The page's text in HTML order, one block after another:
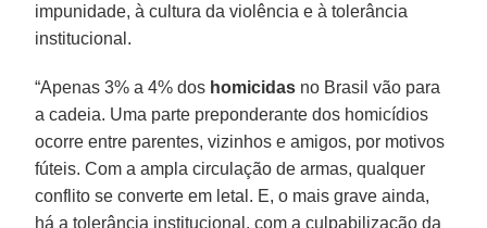
impunidade, à cultura da violência e à tolerância
institucional.
“Apenas 3% a 4% dos homicidas no Brasil vão para
a cadeia. Uma parte preponderante dos homicídios
ocorre entre parentes, vizinhos e amigos, por motivos
fúteis. Com a ampla circulação de armas, qualquer
conflito se converte em letal. E, o mais grave ainda,
há a tolerância institucional, com a culpabilização da